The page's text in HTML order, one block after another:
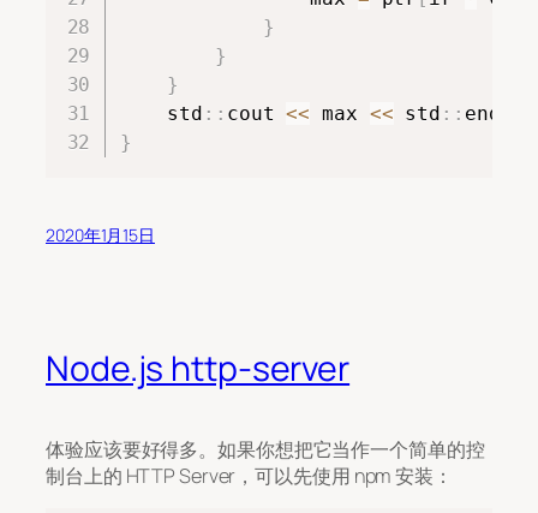
}
}
}
    std
:: cout << max << std :: endl
}
2020年1月15日
Node.js http-server
体验应该要好得多。如果你想把它当作一个简单的控
制台上的 HTTP Server，可以先使用 npm 安装：